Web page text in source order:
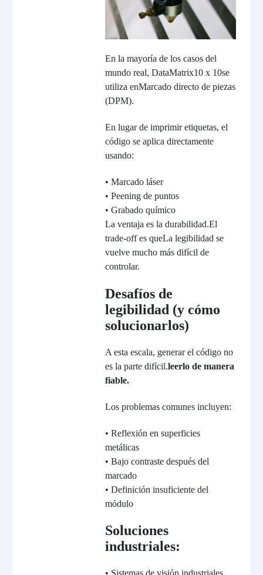
En la mayoría de los casos del
mundo real, DataMatrix10 x 10se
utiliza enMarcado directo de piezas
(DPM).
En lugar de imprimir etiquetas, el
código se aplica directamente
usando:
• Marcado láser
• Peening de puntos
• Grabado químico
La ventaja es la durabilidad.El
trade-off es queLa legibilidad se
vuelve mucho más difícil de
controlar.
Desafíos de
legibilidad (y cómo
solucionarlos)
A esta escala, generar el código no
es la parte difícil.leerlo de manera
fiable.
Los problemas comunes incluyen:
• Reflexión en superficies
metálicas
• Bajo contraste después del
marcado
• Definición insuficiente del
módulo
Soluciones
industriales:
• Sistemas de visión industriales